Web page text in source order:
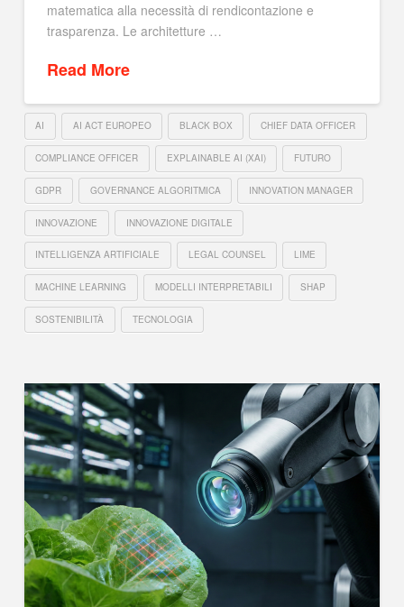
matematica alla necessità di rendicontazione e
trasparenza. Le architetture …
Read More
AI AI ACT EUROPEO BLACK BOX CHIEF DATA OFFICER
COMPLIANCE OFFICER EXPLAINABLE AI (XAI) FUTURO
GDPR GOVERNANCE ALGORITMICA INNOVATION MANAGER
INNOVAZIONE INNOVAZIONE DIGITALE
INTELLIGENZA ARTIFICIALE LEGAL COUNSEL LIME
MACHINE LEARNING MODELLI INTERPRETABILI SHAP
SOSTENIBILITÀ TECNOLOGIA